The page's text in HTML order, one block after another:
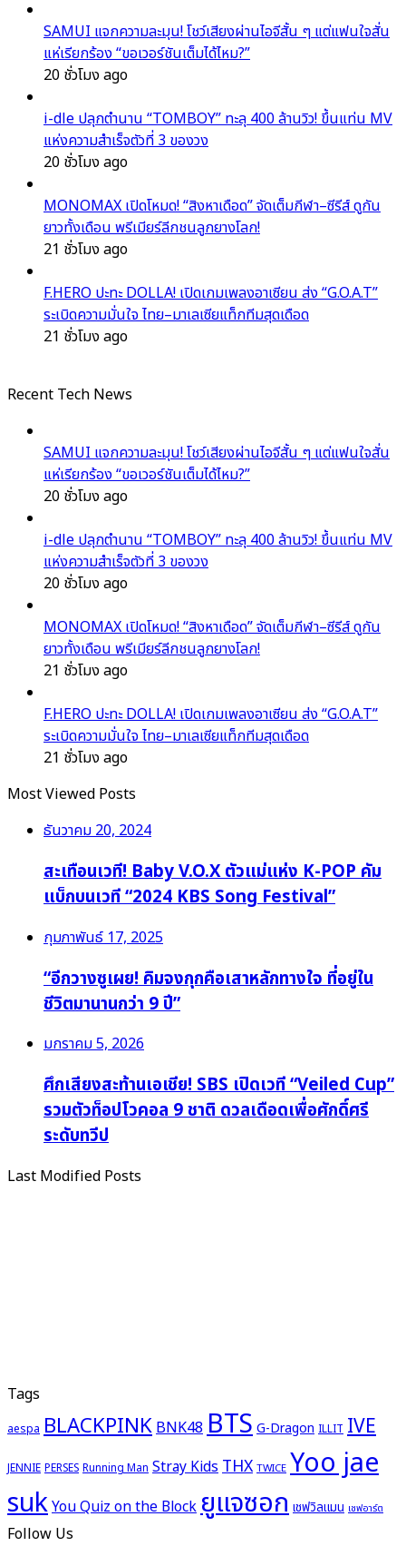
SAMUI แจกความละมุน! โชว์เสียงผ่านไอจีสั้น ๆ แต่แฟนใจสั่น
แห่เรียกร้อง “ขอเวอร์ชันเต็มได้ไหม?”
20 ชั่วโมง ago
i-dle ปลุกตำนาน “TOMBOY” ทะลุ 400 ล้านวิว! ขึ้นแท่น MV
แห่งความสำเร็จตัวที่ 3 ของวง
20 ชั่วโมง ago
MONOMAX เปิดโหมด! “สิงหาเดือด” จัดเต็มกีฬา–ซีรีส์ ดูกัน
ยาวทั้งเดือน พรีเมียร์ลีกชนลูกยางโลก!
21 ชั่วโมง ago
F.HERO ปะทะ DOLLA! เปิดเกมเพลงอาเซียน ส่ง “G.O.A.T”
ระเบิดความมั่นใจ ไทย–มาเลเซียแท็กทีมสุดเดือด
21 ชั่วโมง ago
Recent Tech News
SAMUI แจกความละมุน! โชว์เสียงผ่านไอจีสั้น ๆ แต่แฟนใจสั่น
แห่เรียกร้อง “ขอเวอร์ชันเต็มได้ไหม?”
20 ชั่วโมง ago
i-dle ปลุกตำนาน “TOMBOY” ทะลุ 400 ล้านวิว! ขึ้นแท่น MV
แห่งความสำเร็จตัวที่ 3 ของวง
20 ชั่วโมง ago
MONOMAX เปิดโหมด! “สิงหาเดือด” จัดเต็มกีฬา–ซีรีส์ ดูกัน
ยาวทั้งเดือน พรีเมียร์ลีกชนลูกยางโลก!
21 ชั่วโมง ago
F.HERO ปะทะ DOLLA! เปิดเกมเพลงอาเซียน ส่ง “G.O.A.T”
ระเบิดความมั่นใจ ไทย–มาเลเซียแท็กทีมสุดเดือด
21 ชั่วโมง ago
Most Viewed Posts
ธันวาคม 20, 2024
สะเทือนเวที! Baby V.O.X ตัวแม่แห่ง K-POP คัม
แบ็กบนเวที “2024 KBS Song Festival”
กุมภาพันธ์ 17, 2025
“อีกวางซูเผย! คิมจงกุกคือเสาหลักทางใจ ที่อยู่ใน
ชีวิตมานานกว่า 9 ปี”
มกราคม 5, 2026
ศึกเสียงสะท้านเอเชีย! SBS เปิดเวที “Veiled Cup”
รวมตัวท็อปโวคอล 9 ชาติ ดวลเดือดเพื่อศักดิ์ศรี
ระดับทวีป
Last Modified Posts
Tags
aespa BLACKPINK BNK48BTSG-Dragon ILLIT IVE
JENNIE PERSES Running Man Stray Kids THX TWICE Yoo jae
sukYou Quiz on the Blockยูแจซอก เชฟวิลแมน เชฟอาร์ต
Follow Us